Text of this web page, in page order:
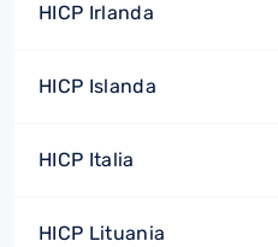
HICP Irlanda
HICP Islanda
HICP Italia
HICP Lituania